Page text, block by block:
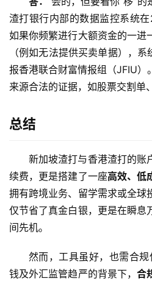
渣打银行内部的数据监控系统
如果你频繁进行大额资金的一进
（例如无法提供买卖单据），系
报香港联合财富情报组（JFIU）
来源合法的证据，如股票交割单
总结
新加坡渣打与香港渣打的账
续费，更是搭建了一座高效、低
拥有跨境业务、留学需求或全球
仅节省了真金白银，更是在瞬息
间先机。
然而，工具虽好，也需合
钱及外汇监管趋严的背景下，合